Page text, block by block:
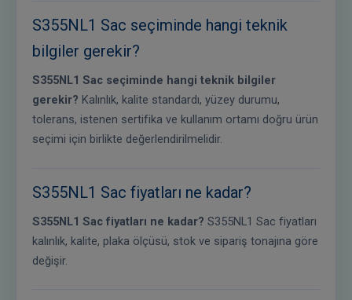
S355NL1 Sac seçiminde hangi teknik
bilgiler gerekir?
S355NL1 Sac seçiminde hangi teknik bilgiler
gerekir? Kalınlık, kalite standardı, yüzey durumu,
tolerans, istenen sertifika ve kullanım ortamı doğru ürün
seçimi için birlikte değerlendirilmelidir.
S355NL1 Sac fiyatları ne kadar?
S355NL1 Sac fiyatları ne kadar? S355NL1 Sac fiyatları
kalınlık, kalite, plaka ölçüsü, stok ve sipariş tonajına göre
değişir.